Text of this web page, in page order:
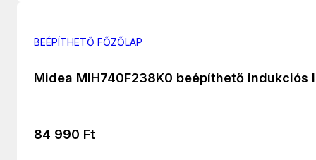
BEÉPÍTHETŐ FŐZŐLAP
Midea MIH740F238K0 beépíthető indukciós
84 990 Ft